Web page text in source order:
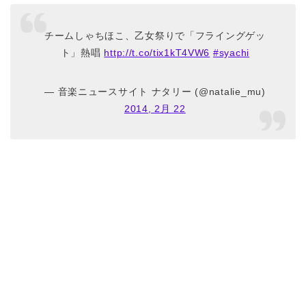
チームしゃちほこ、乙女祭りで「フライングゲッ
ト」熱唱 http://t.co/tix1kT4VW6 #syachi
— 音楽ニュースサイト ナタリー (@natalie_mu)
2014, 2月 22